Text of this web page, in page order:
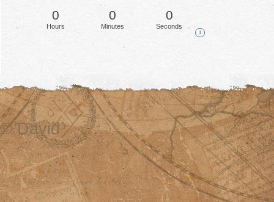
0
Hours
0
Minutes
0
Seconds
i
© David